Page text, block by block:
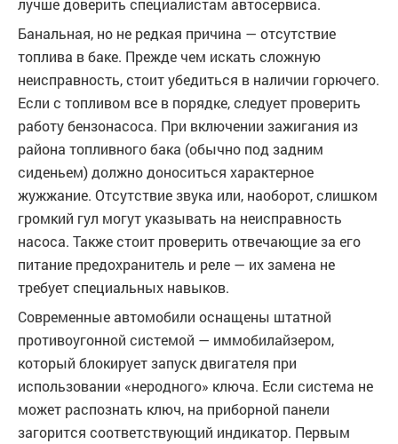
лучше доверить специалистам автосервиса.
Банальная, но не редкая причина — отсутствие
топлива в баке. Прежде чем искать сложную
неисправность, стоит убедиться в наличии горючего.
Если с топливом все в порядке, следует проверить
работу бензонасоса. При включении зажигания из
района топливного бака (обычно под задним
сиденьем) должно доноситься характерное
жужжание. Отсутствие звука или, наоборот, слишком
громкий гул могут указывать на неисправность
насоса. Также стоит проверить отвечающие за его
питание предохранитель и реле — их замена не
требует специальных навыков.
Современные автомобили оснащены штатной
противоугонной системой — иммобилайзером,
который блокирует запуск двигателя при
использовании «неродного» ключа. Если система не
может распознать ключ, на приборной панели
загорится соответствующий индикатор. Первым